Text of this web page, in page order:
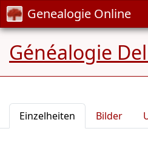
Genealogie Online
Généalogie
Einzelheiten Bilder